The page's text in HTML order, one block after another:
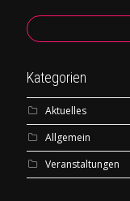
Kategorien
Aktuelles
Allgemein
Veranstaltungen